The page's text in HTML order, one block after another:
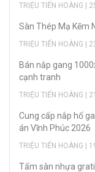
TRIỆU TIẾN HOÀNG |
Sàn Thép Mạ Kẽm
TRIỆU TIẾN HOÀNG |
Bán nắp gang
cạnh tranh
TRIỆU TIẾN HOÀNG |
Cung cấp nắp hố
án Vĩnh Phúc 2026
TRIỆU TIẾN HOÀNG |
Tấm sàn nhựa